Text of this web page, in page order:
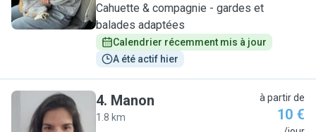
Cahuette & compagnie - gardes et
balades adaptées
Calendrier récemment mis à jour
A été actif hier
4. Manon
1.8 km
à partir de
10 €